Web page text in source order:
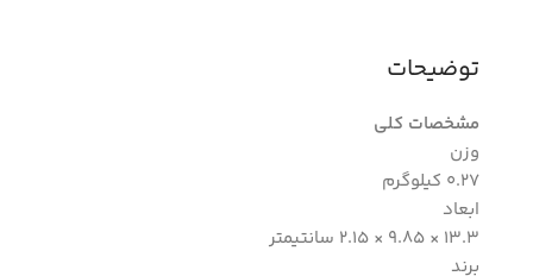
توضیحات
مشخصات کلی
وزن
0.27 کیلوگرم
ابعاد
13.3 × 9.85 × 2.15 سانتیمتر
برند